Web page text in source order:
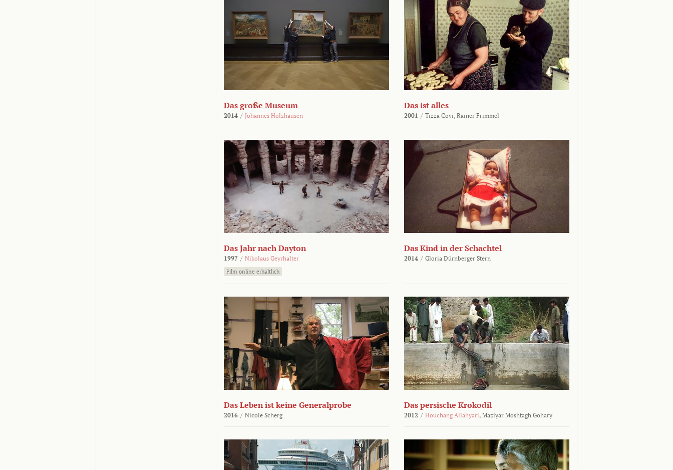
Das große Museum
2014 / Johannes Holzhausen
Das ist alles
2001 / Tizza Covi, Rainer Frimmel
Das Jahr nach Dayton
1997 / Nikolaus Geyrhalter
Film online erhältlich
Das Kind in der Schachtel
2014 / Gloria Dürnberger Stern
Das Leben ist keine Generalprobe
2016 / Nicole Scherg
Das persische Krokodil
2012 / Houchang Allahyari, Maziyar Moshtagh Gohary